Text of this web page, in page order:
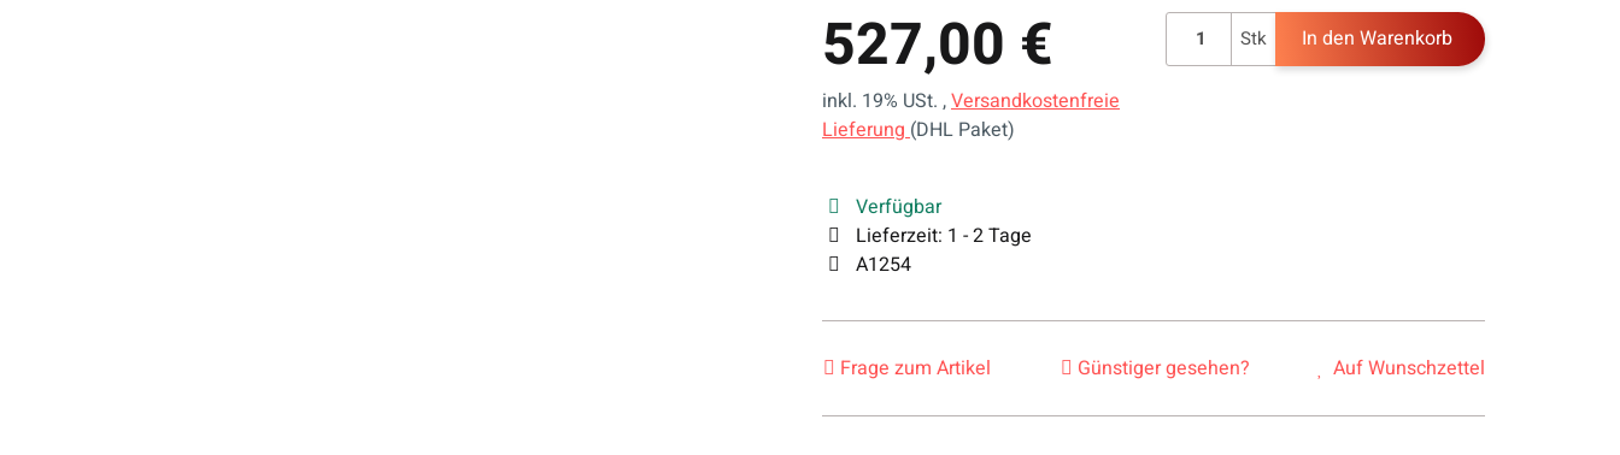
527,00 €
inkl. 19% USt. ,Versandkostenfreie
Lieferung(DHL Paket)
Verfügbar
Lieferzeit: 1 - 2 Tage
A1254
Stk In den Warenkorb
Frage zum Artikel Günstiger gesehen? Auf Wunschzettel